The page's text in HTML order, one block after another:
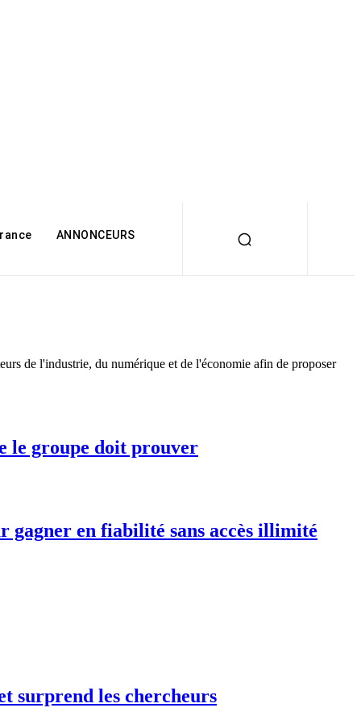
ANNONCEURS
de l'industrie, du numérique et de l'économie afin de proposer
le groupe doit prouver
gagner en fiabilité sans accès illimité
surprend les chercheurs